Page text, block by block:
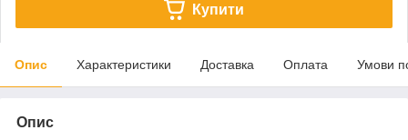
Купити
Опис Характеристики Доставка Оплата Умови
Опис